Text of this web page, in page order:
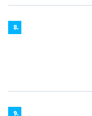
8.
9.